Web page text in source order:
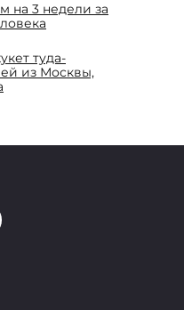
на 3 недели за
туда-
из Москвы,